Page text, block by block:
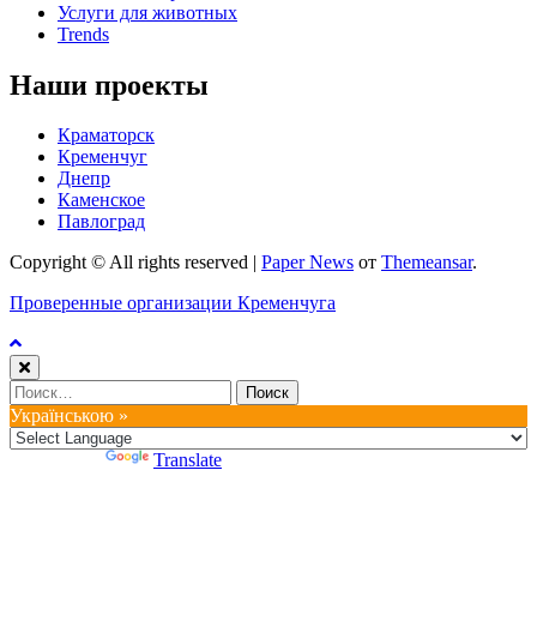
Услуги для животных
Trends
Наши проекты
Краматорск
Кременчуг
Днепр
Каменское
Павлоград
Copyright © All rights reserved
Paper News от Themeansar.
Проверенные организации Кременчуга
Найти:
Українською »
Translate